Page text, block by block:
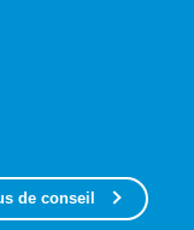
de conseil